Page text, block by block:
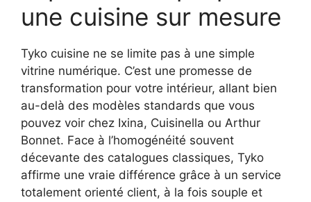
une cuisine sur mesure
Tyko cuisine ne se limite pas à une simple
vitrine numérique. C’est une promesse de
transformation pour votre intérieur, allant bien
au-delà des modèles standards que vous
pouvez voir chez Ixina, Cuisinella ou Arthur
Bonnet. Face à l’homogénéité souvent
décevante des catalogues classiques, Tyko
affirme une vraie différence grâce à un service
totalement orienté client, à la fois souple et